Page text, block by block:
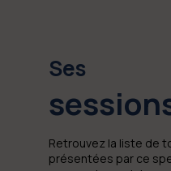
Ses
Retrouvez la liste de
présentées par ce